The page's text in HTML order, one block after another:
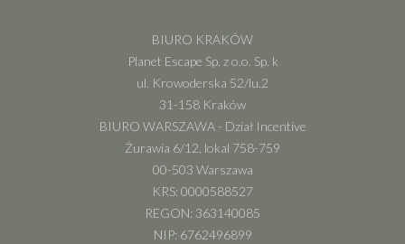
BIURO KRAKÓW
Planet Escape Sp. z o.o. Sp. k
ul. Krowoderska 52/lu.2
31-158 Kraków
BIURO WARSZAWA - Dział Incentive
Żurawia 6/12, lokal 758-759
00-503 Warszawa
KRS: 0000588527
REGON: 363140085
NIP: 6762496899